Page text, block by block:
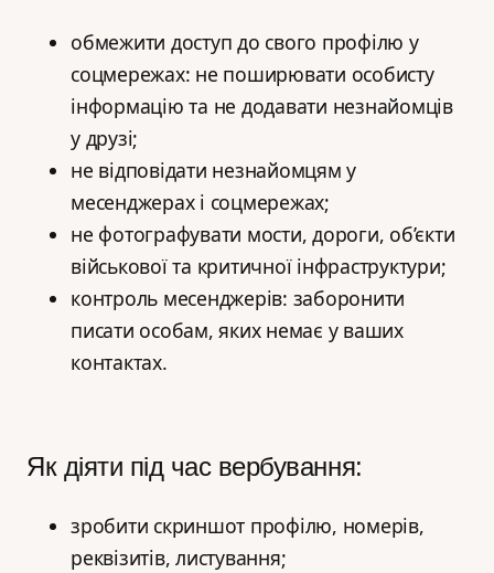
обмежити доступ до свого профілю у
соцмережах: не поширювати особисту
інформацію та не додавати незнайомців
у друзі;
не відповідати незнайомцям у
месенджерах і соцмережах;
не фотографувати мости, дороги, об’єкти
військової та критичної інфраструктури;
контроль месенджерів: заборонити
писати особам, яких немає у ваших
контактах.
Як діяти під час вербування:
зробити скриншот профілю, номерів,
реквізитів, листування;